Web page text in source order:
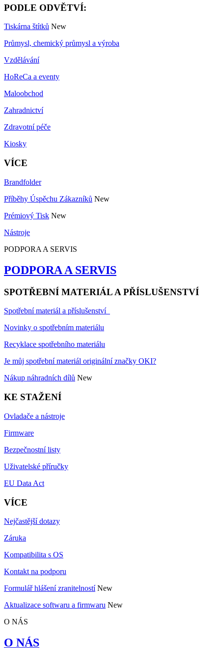
PODLE ODVĚTVÍ:
Tiskárna štítků New
Průmysl, chemický průmysl a výroba
Vzdělávání
HoReCa a eventy
Maloobchod
Zahradnictví
Zdravotní péče
Kiosky
VÍCE
Brandfolder
Příběhy Úspěchu Zákazníků New
Prémiový Tisk New
Nástroje
PODPORA A SERVIS
PODPORA A SERVIS
SPOTŘEBNÍ MATERIÁL A PŘÍSLUŠENSTVÍ
Spotřební materiál a příslušenství
Novinky o spotřebním materiálu
Recyklace spotřebního materiálu
Je můj spotřební materiál originální značky OKI?
Nákup náhradních dílů New
KE STAŽENÍ
Ovladače a nástroje
Firmware
Bezpečnostní listy
Uživatelské příručky
EU Data Act
VÍCE
Nejčastější dotazy
Záruka
Kompatibilita s OS
Kontakt na podporu
Formulář hlášení zranitelností New
Aktualizace softwaru a firmwaru New
O NÁS
O NÁS